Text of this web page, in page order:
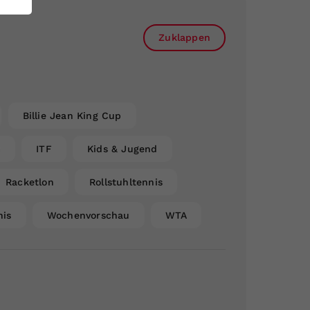
Zuklappen
Billie Jean King Cup
ITF Kids & Jugend
Racketlon Rollstuhltennis
Wochenvorschau WTA